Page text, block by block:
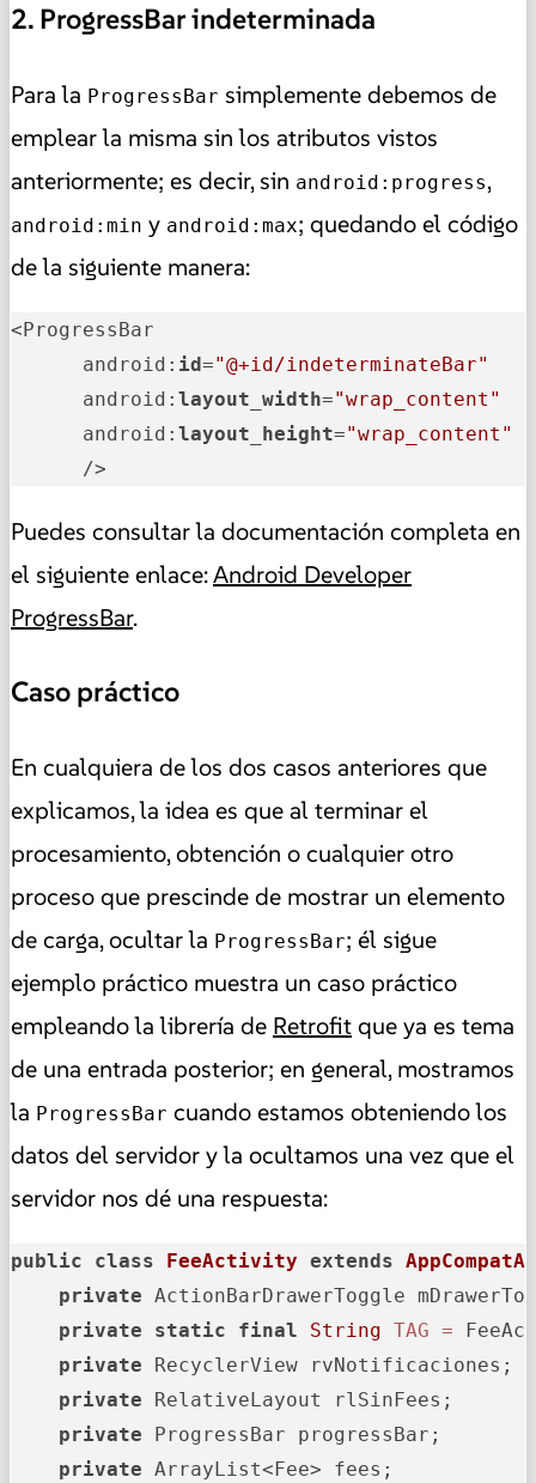
2. ProgressBar indeterminada
Para la ProgressBar simplemente debemos de
emplear la misma sin los atributos vistos
anteriormente; es decir, sin android:progress,
android:min y android:max; quedando el código
de la siguiente manera:
<ProgressBar
      android:
id="@+id/indeterminateBar"
      android:
layout_width="wrap_content"
      android:
layout_height="wrap_content"
      />
Puedes consultar la documentación completa en
el siguiente enlace:Android Developer
ProgressBar.
Caso práctico
En cualquiera de los dos casos anteriores que
explicamos, la idea es que al terminar el
procesamiento, obtención o cualquier otro
proceso que prescinde de mostrar un elemento
de carga, ocultar la ProgressBar; él sigue
ejemplo práctico muestra un caso práctico
empleando la librería de Retrofitque ya es tema
de una entrada posterior; en general, mostramos
la ProgressBar cuando estamos obteniendo los
datos del servidor y la ocultamos una vez que el
servidor nos dé una respuesta:
public class FeeActivity extends
private ActionBarDrawerToggle
private
static final String TAG =
private RecyclerView rvNotificaciones;
private RelativeLayout rlSinFees;
private ProgressBar progressBar;
private ArrayList<Fee> fees;